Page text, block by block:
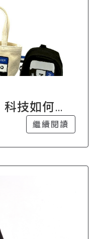
技如何改
繼續閱讀